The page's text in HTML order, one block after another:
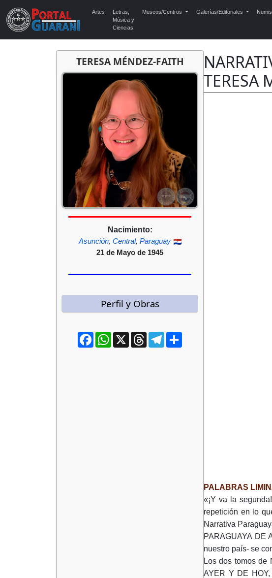
Artes
Letras,
Música y
Ciencias
Museos/Centros Galerías/Editoriales
TERESA MÉNDEZ-FAITH
Nacimiento:
Asunción, Central, Paraguay
21 de Mayo de 1945
Perfil y Obras
FacebookWhatsApp
X ThreadsTelegram
TERESA
PALABRAS
«¡Y va la
repetición en lo
Narrativa
PARAGUAYA DE
nuestro país- se
Los dos tomos de
AYER Y DE